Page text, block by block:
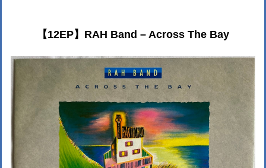
【12EP】RAH Band – Across The Bay